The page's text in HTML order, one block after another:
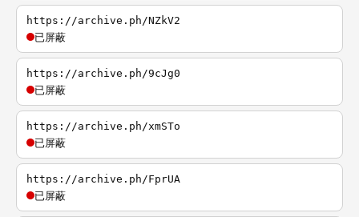
https://archive.ph/NZkV2
已屏蔽
https://archive.ph/9cJg0
已屏蔽
https://archive.ph/xmSTo
已屏蔽
https://archive.ph/FprUA
已屏蔽